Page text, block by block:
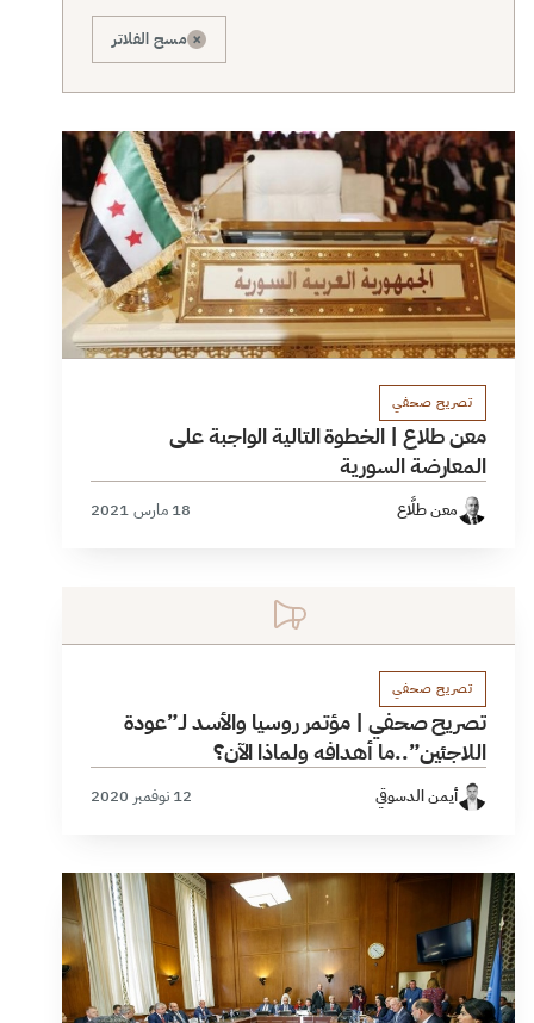
× مسح الفلاتر
تصريح صحفي
معن طلاع | الخطوة التالية الواجبة على
المعارضة السورية
معن طلَّاع 18 مارس 2021
تصريح صحفي
تصريح صحفي | مؤتمر روسيا والأسد لـ”عودة
اللاجئين”..ما أهدافه ولماذا الآن؟
أيمن الدسوقي 12 نوفمبر 2020